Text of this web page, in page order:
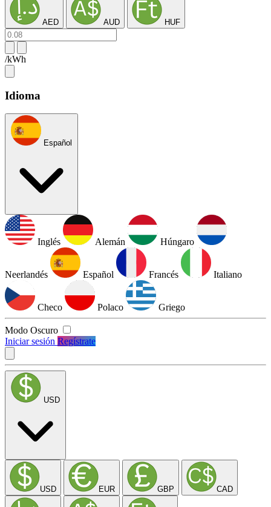
AED AUD HUF
/kWh
Idioma
Español
Inglés Alemán Húngaro
Neerlandés Español Francés Italiano
Checo Polaco Griego
Modo Oscuro
Iniciar sesión Regístrate
USD
USD EUR GBP CAD